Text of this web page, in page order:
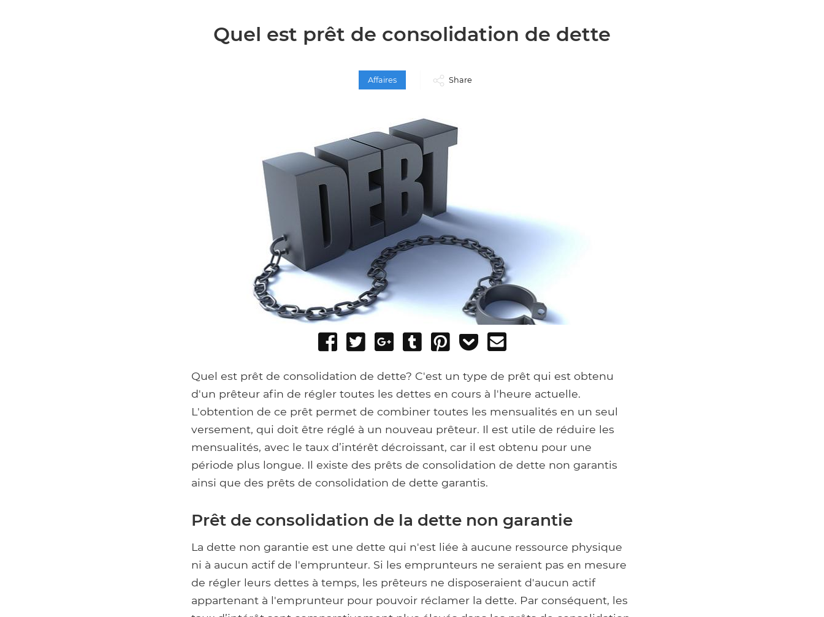
Quel est prêt de consolidation de dette
Affaires Share
Share
Facebook
Tweet
Share
Google+
Post
Tumblr
Pin
Add
Pocket
Quel est prêt de consolidation de dette? C'est un type de prêt qui est obtenu
d'un prêteur afin de régler toutes les dettes en cours à l'heure actuelle.
L'obtention de ce prêt permet de combiner toutes les mensualités en un seul
versement, qui doit être réglé à un nouveau prêteur. Il est utile de réduire les
mensualités, avec le taux d’intérêt décroissant, car il est obtenu pour une
période plus longue. Il existe des prêts de consolidation de dette non garantis
ainsi que des prêts de consolidation de dette garantis.
Prêt de consolidation de la dette non garantie
La dette non garantie est une dette qui n'est liée à aucune ressource physique
ni à aucun actif de l'emprunteur. Si les emprunteurs ne seraient pas en mesure
de régler leurs dettes à temps, les prêteurs ne disposeraient d'aucun actif
appartenant à l'emprunteur pour pouvoir réclamer la dette. Par conséquent, les